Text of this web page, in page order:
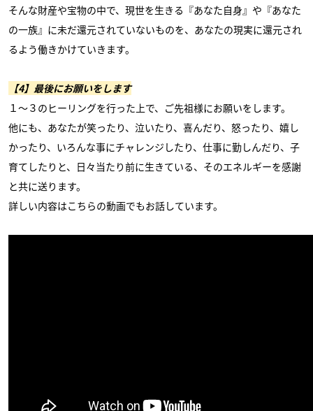
そんな財産や宝物の中で、現世を生きる『あなた自身』や『あなた
の一族』に未だ還元されていないものを、あなたの現実に還元され
るよう働きかけていきます。
【4】最後にお願いをします
１～３のヒーリングを行った上で、ご先祖様にお願いをします。
他にも、あなたが笑ったり、泣いたり、喜んだり、怒ったり、嬉し
かったり、いろんな事にチャレンジしたり、仕事に勤しんだり、子
育てしたりと、日々当たり前に生きている、そのエネルギーを感謝
と共に送ります。
詳しい内容はこちらの動画でもお話しています。